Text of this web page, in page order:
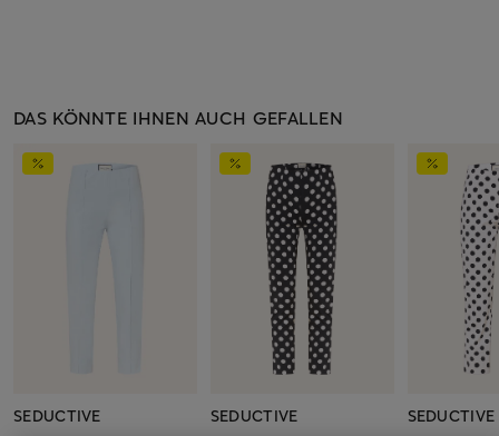
DAS KÖNNTE IHNEN AUCH GEFALLEN
SEDUCTIVE
SEDUCTIVE
SEDUCTIVE